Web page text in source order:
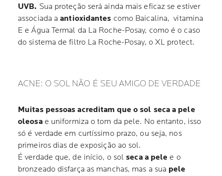
UVB. Sua proteção será ainda mais eficaz se estiver
associada aantioxidantes como Baicalina, vitamina
E e Água Termal da La Roche-Posay, como é o caso
do sistema de filtro La Roche-Posay, o XL protect.
ACNE: O SOL NÃO É SEU AMIGO DE VERDADE
Muitas pessoas acreditam que o sol seca a pele
oleosae uniformiza o tom da pele. No entanto, isso
só é verdade em curtíssimo prazo, ou seja, nos
primeiros dias de exposição ao sol.
É verdade que, de início, o solseca a pele e o
bronzeado disfarça as manchas, mas a sua pele